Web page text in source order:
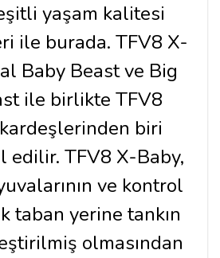
yaşam kalitesi
ile burada. TFV8 X-
Baby Beast ve Big
ile birlikte TFV8
biri
edilir. TFV8 X-Baby,
ve kontrol
taban yerine tankın
olmasından